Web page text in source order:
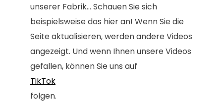
unserer Fabrik... Schauen Sie sich
beispielsweise das hier an! Wenn Sie die
Seite aktualisieren, werden andere Videos
angezeigt. Und wenn Ihnen unsere Videos
gefallen, können Sie uns auf
TikTok
folgen.